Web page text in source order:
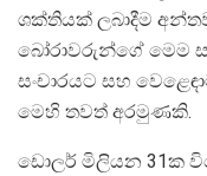
ශක්තියක් ලබාදීම
බෝරාවරුන්ගේ මෙම
සංචාරයට සහ
මෙහි තවත් අරමුණකි.
ඩොලර් මිලියන 31ක